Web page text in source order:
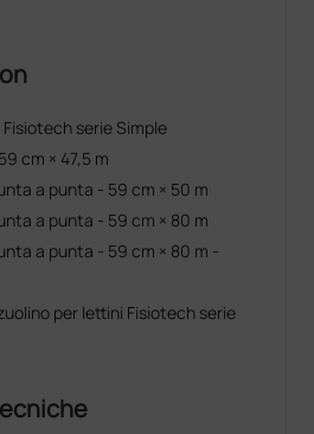
serie Simple
cm × 47,5 m
a punta - 59 cm × 50 m
a punta - 59 cm × 80 m
a punta - 59 cm × 80 m -
per lettini Fisiotech serie